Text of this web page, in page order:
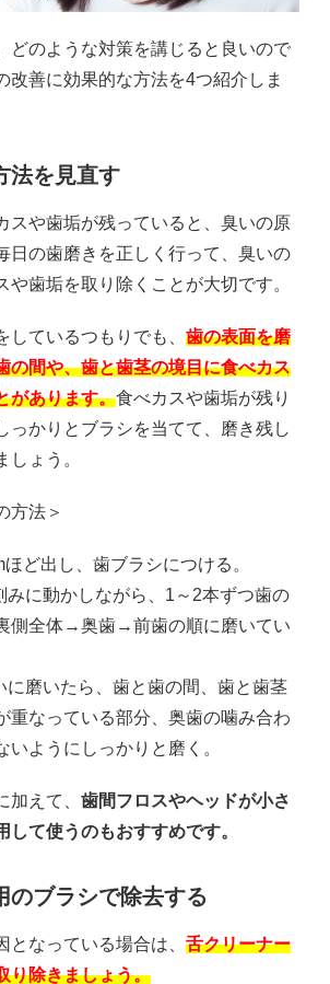
どのような対策を講じると良いので
改善に効果的な方法を4つ紹介しま
法を見直す
スや歯垢が残っていると、臭いの原
日の歯磨きを正しく行って、臭いの
や歯垢を取り除くことが大切です。
しているつもりでも、 歯の表面を磨
の間や、歯と歯茎の境目に食べカス
があります。食べカスや歯垢が残り
っかりとブラシを当てて、磨き残し
しょう。
方法＞
ど出し、歯ブラシにつける。
みに動かしながら、1～2本ずつ歯の
側全体→奥歯→前歯の順に磨いてい
に磨いたら、歯と歯の間、歯と歯茎
重なっている部分、奥歯の噛み合わ
いようにしっかりと磨く。
加えて、 歯間フロスやヘッドが小さ
して使うのもおすすめです。
のブラシで除去する
となっている場合は、 舌クリーナー
り除きましょう。